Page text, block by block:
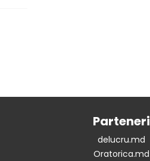
Parteneri
delucru.md
Oratorica.md